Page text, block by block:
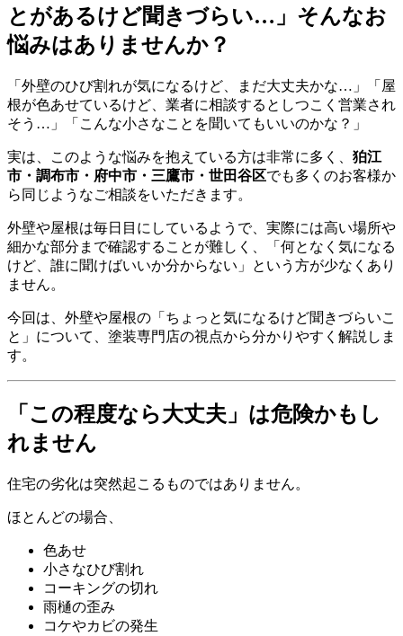
とがあるけど聞きづらい…」そんなお
悩みはありませんか？
「外壁のひび割れが気になるけど、まだ大丈夫かな…」「屋
根が色あせているけど、業者に相談するとしつこく営業され
そう…」「こんな小さなことを聞いてもいいのかな？」
実は、このような悩みを抱えている方は非常に多く、 狛江
市・調布市・府中市・三鷹市・世田谷区でも多くのお客様か
ら同じようなご相談をいただきます。
外壁や屋根は毎日目にしているようで、実際には高い場所や
細かな部分まで確認することが難しく、「何となく気になる
けど、誰に聞けばいいか分からない」という方が少なくあり
ません。
今回は、外壁や屋根の「ちょっと気になるけど聞きづらいこ
と」について、塗装専門店の視点から分かりやすく解説しま
す。
「この程度なら大丈夫」は危険かもし
れません
住宅の劣化は突然起こるものではありません。
ほとんどの場合、
色あせ
小さなひび割れ
コーキングの切れ
雨樋の歪み
コケやカビの発生